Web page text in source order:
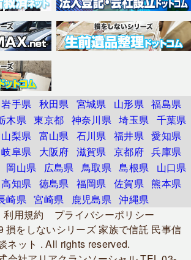
岩手県 秋田県 宮城県 山形県 福島県
木県 東京都 神奈川県 埼玉県
千葉県
山梨県 富山県 石川県 福井県 愛知県
岐阜県 大阪府 滋賀県 京都府 兵庫県
岡山県 広島県 鳥取県 島根県
山口県
高知県 徳島県 福岡県 佐賀県
熊本県
崎県 宮崎県 鹿児島県 沖縄県
利用規約
プライバシーポリシー
損をしないシリーズ 家族で信託 民事信
ネット . All rights reserved.